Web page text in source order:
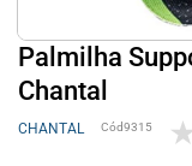
Palmilha
Chantal
CHANTAL 9315